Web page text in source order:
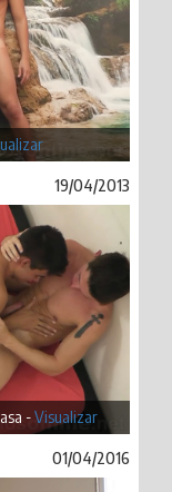
19/04/2013
-Visualizar
01/04/2016